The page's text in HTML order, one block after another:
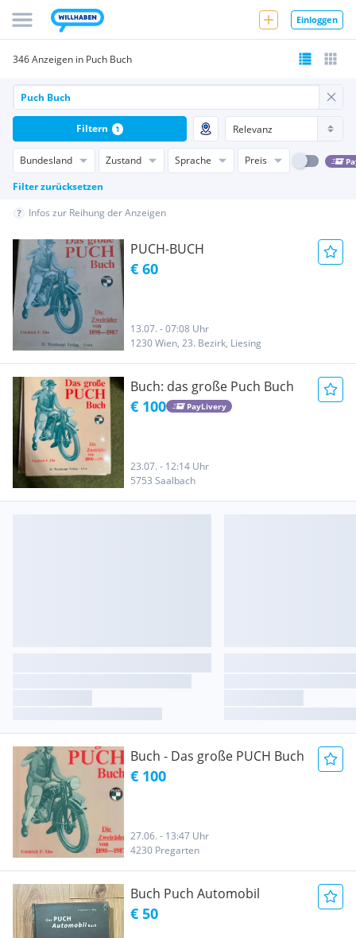
Einloggen
346 Anzeigen in Puch Buch
Bundesland Zustand Sprache Preis
Filter zurücksetzen
Filtern 1
Infos zur Reihung der Anzeigen
PUCH-BUCH
€ 60
13.07. - 07:08 Uhr
1230 Wien, 23. Bezirk, Liesing
Buch: das große Puch Buch
€ 100 PayLivery
23.07. - 12:14 Uhr
5753 Saalbach
Buch - Das große PUCH Buch
€ 100
27.06. - 13:47 Uhr
4230 Pregarten
Buch Puch Automobil
€ 50